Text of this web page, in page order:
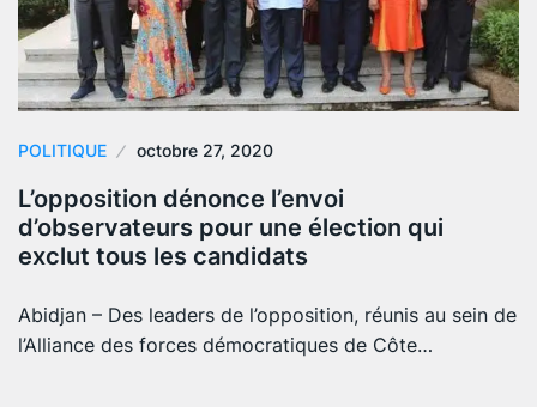
POLITIQUE octobre 27, 2020
L’opposition dénonce l’envoi
d’observateurs pour une élection qui
exclut tous les candidats
Abidjan – Des leaders de l’opposition, réunis au sein de
l’Alliance des forces démocratiques de Côte…